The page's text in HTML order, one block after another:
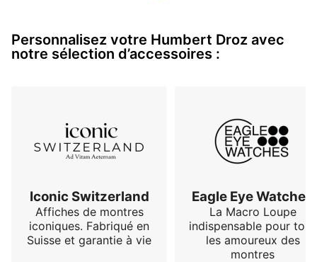
utile mais cela apporte une diversité supplémentaire à
m…
Personnalisez votre Humbert Droz avec
notre sélection d’accessoires :
Iconic Switzerland
Affiches de montres
iconiques. Fabriqué en
Suisse et garantie à vie
Eagle Eye Watches
La Macro Loupe
indispensable pour tous
les amoureux des
montres